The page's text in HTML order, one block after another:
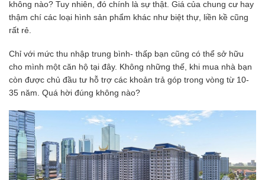
không nào? Tuy nhiên, đó chính là sự thật. Giá của chung cư hay
thậm chí các loại hình sản phẩm khác như biệt thự, liền kề cũng
rất rẻ.
Chỉ với mức thu nhập trung bình- thấp bạn cũng có thể sở hữu
cho mình một căn hộ tại đây. Không những thế, khi mua nhà bạn
còn được chủ đầu tư hỗ trợ các khoản trả góp trong vòng từ 10-
35 năm. Quá hời đúng không nào?